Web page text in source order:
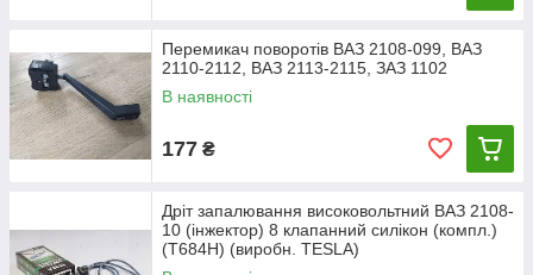
Перемикач поворотів ВАЗ 2108-099, ВАЗ
2110-2112, ВАЗ 2113-2115, ЗАЗ 1102
В наявності
177 ₴
Дріт запалювання високовольтний ВАЗ 2108-
10 (інжектор) 8 клапанний силікон (компл.)
(Т684Н) (виробн. TESLA)